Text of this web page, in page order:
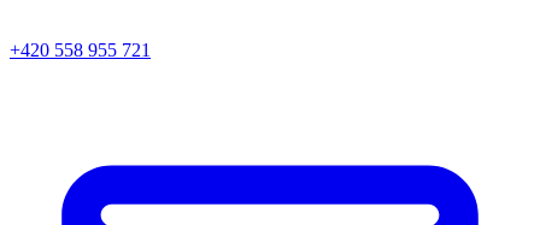
+420 558 955 721